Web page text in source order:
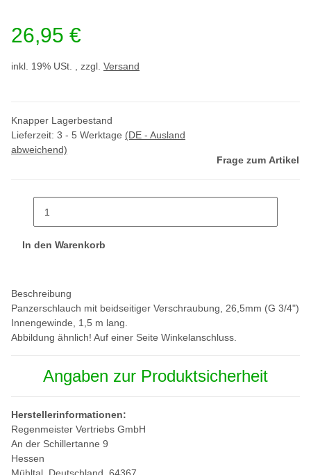
26,95 €
inkl. 19% USt. , zzgl. Versand
Knapper Lagerbestand
Lieferzeit: 3 - 5 Werktage (DE - Ausland
abweichend)
Frage zum Artikel
In den Warenkorb
Beschreibung
Panzerschlauch mit beidseitiger Verschraubung, 26,5mm (G 3/4")
Innengewinde, 1,5 m lang.
Abbildung ähnlich! Auf einer Seite Winkelanschluss.
Angaben zur Produktsicherheit
Herstellerinformationen:
Regenmeister Vertriebs GmbH
An der Schillertanne 9
Hessen